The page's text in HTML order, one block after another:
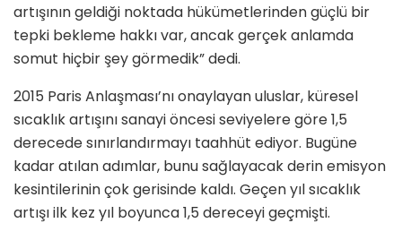
artışının geldiği noktada hükümetlerinden güçlü bir
tepki bekleme hakkı var, ancak gerçek anlamda
somut hiçbir şey görmedik” dedi.
2015 Paris Anlaşması’nı onaylayan uluslar, küresel
sıcaklık artışını sanayi öncesi seviyelere göre 1,5
derecede sınırlandırmayı taahhüt ediyor. Bugüne
kadar atılan adımlar, bunu sağlayacak derin emisyon
kesintilerinin çok gerisinde kaldı. Geçen yıl sıcaklık
artışı ilk kez yıl boyunca 1,5 dereceyi geçmişti.